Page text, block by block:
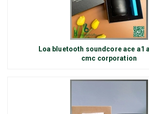
Loa bluetooth soundcore ace a1
cmc corporation